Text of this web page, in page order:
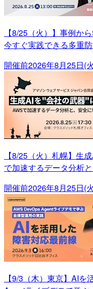
【8/25（火）】事例か
今すぐ実践できる多重
開催前2026年8月25日(
【8/25（火）札幌】生
で加速するデータ分析
開催前2026年8月25日(
【9/3（木）東京】AI